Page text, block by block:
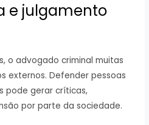
e julgamento
o advogado criminal muitas
externos. Defender pessoas
pode gerar críticas,
por parte da sociedade.